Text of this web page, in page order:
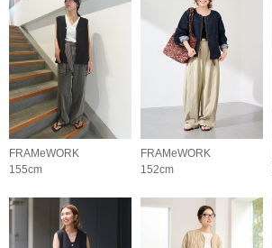
FRAMeWORK
155cm
FRAMeWORK
152cm